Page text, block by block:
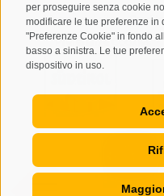
per proseguire senza cookie
modificare le tue preferenze
"Preferenze Cookie" in fondo
basso a sinistra. Le tue
dispositivo in uso.
Mappa del sito •
Preferenze Cookies •